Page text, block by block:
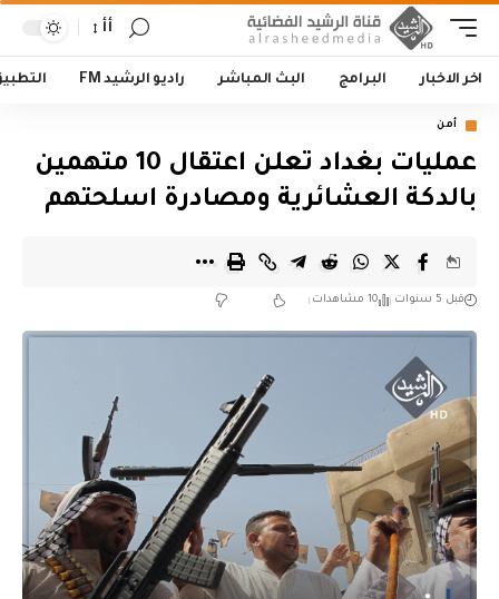
أأ
اخر الاخبار البرامج البث المباشر راديو الرشيد FM
أمن
عمليات بغداد تعلن اعتقال 10 متهمين
بالدكة العشائرية ومصادرة اسلحتهم
قبل 5 سنوات 10 مشاهدات